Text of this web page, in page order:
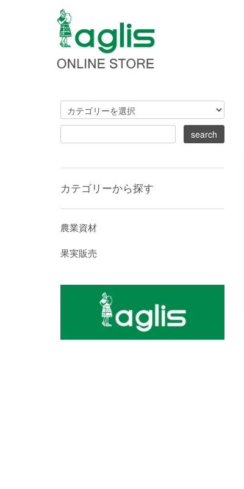
カテゴリーから探す
農業資材
果実販売